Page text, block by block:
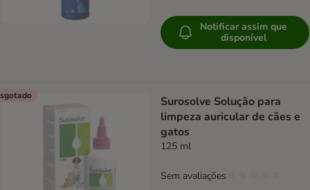
Notificar assim que
disponível
Surosolve Solução para
limpeza auricular de cães e
gatos
125 ml
Sem avaliações